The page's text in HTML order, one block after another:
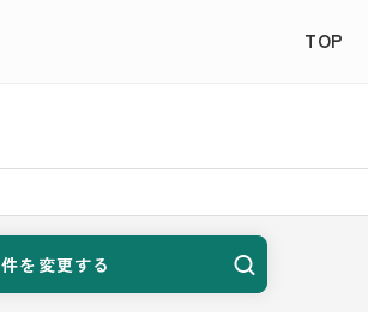
TOP
を変更する